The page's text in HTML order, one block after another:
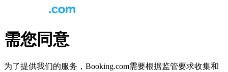
需您同意
为了提供我们的服务，Booking.com需要根据监管要求收集和